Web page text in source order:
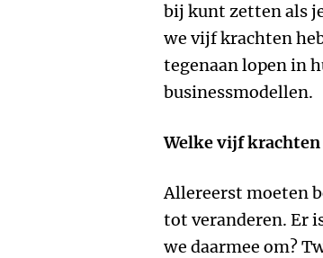
bij kunt zetten als
we vijf krachten
tegenaan lopen in
businessmodellen.
Welke vijf
Allereerst moeten
tot veranderen. Er
we daarmee om?